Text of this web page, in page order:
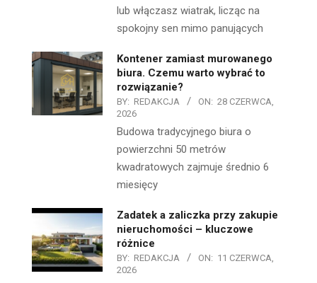
lub włączasz wiatrak, licząc na
spokojny sen mimo panujących
Kontener zamiast murowanego
biura. Czemu warto wybrać to
rozwiązanie?
BY: REDAKCJA ON: 28 CZERWCA,
2026
Budowa tradycyjnego biura o
powierzchni 50 metrów
kwadratowych zajmuje średnio 6
miesięcy
Zadatek a zaliczka przy zakupie
nieruchomości – kluczowe
różnice
BY: REDAKCJA ON: 11 CZERWCA,
2026